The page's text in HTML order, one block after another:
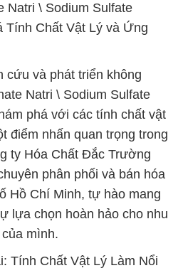
Natri \ Sodium Sulfate
Tính Chất Vật Lý và Ứng
cứu và phát triển không
Natri \ Sodium Sulfate
phá với các tính chất vật
điểm nhấn quan trọng trong
ty Hóa Chất Đắc Trường
phân phối và bán hóa
Hồ Chí Minh, tự hào mang
lựa chọn hoàn hảo cho nhu
mình.
Tính Chất Vật Lý Làm Nổi